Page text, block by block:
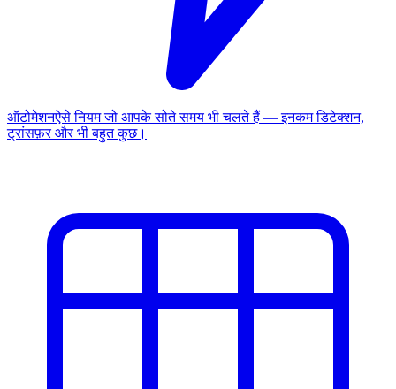
ऑटोमेशनऐसे नियम जो आपके सोते समय भी चलते हैं — इनकम डिटेक्शन,
ट्रांसफ़र और भी बहुत कुछ।